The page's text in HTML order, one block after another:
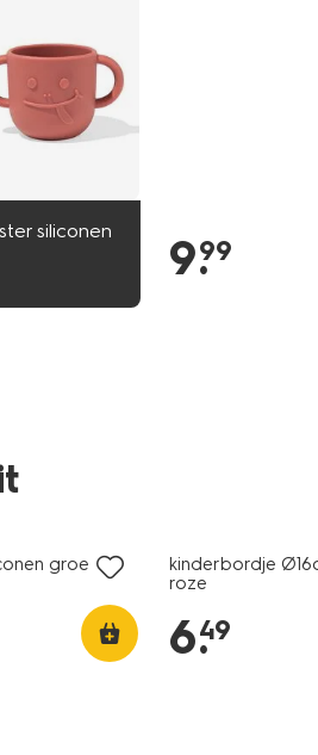
siliconen 9.
99
groen
kinderbordje
roze
6.
49